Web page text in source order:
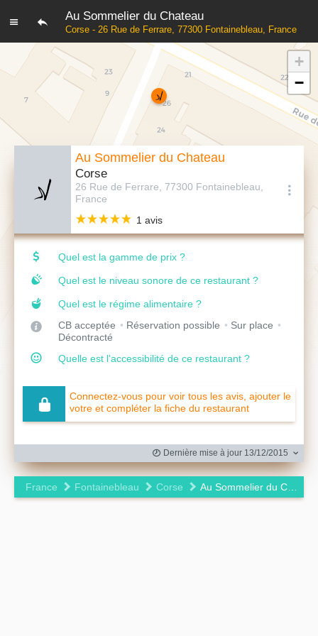
Au Sommelier du Chateau
Corse - 26 Rue de Ferrare, 77300 Fontainebleau, France
Au Sommelier du Chateau
Corse
26 Rue de Ferrare, 77300 Fontainebleau,
France
1 avis
Quel est la gamme de prix ?
Quel est le niveau sonore de ce restaurant ?
Quel est le régime alimentaire ?
CB acceptée
Réservation possible
Sur place
Décontracté
Quelle est l'accessibilité de ce restaurant ?
Connectez-vous pour voir tous les avis, ajouter le
votre et compléter la fiche du restaurant
Dernière mise à jour 13/12/2015
France Fontainebleau Corse
+
−